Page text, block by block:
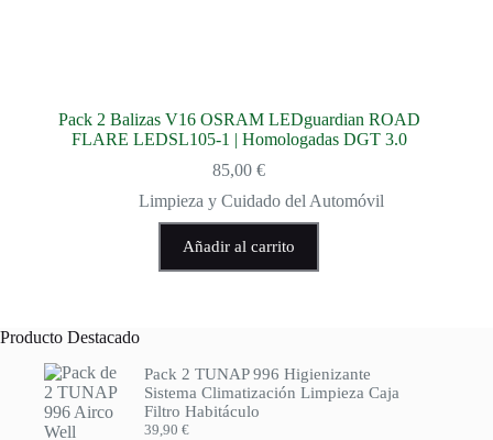
Pack 2 Balizas V16 OSRAM LEDguardian ROAD
FLARE LEDSL105-1 | Homologadas DGT 3.0
85,00€
Limpieza y Cuidado del Automóvil
Añadir al carrito
Producto Destacado
Pack 2 TUNAP 996 Higienizante
Sistema Climatización Limpieza Caja
Filtro Habitáculo
39,90 €